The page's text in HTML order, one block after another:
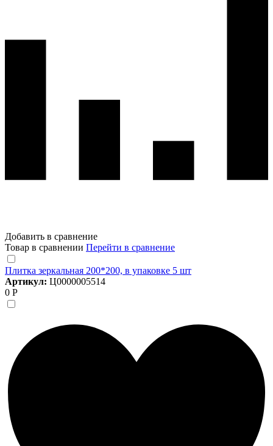
Добавить в сравнение
Товар в сравнении Перейти в сравнение
Плитка зеркальная 200*200, в упаковке 5 шт
Артикул: Ц0000005514
0 Р